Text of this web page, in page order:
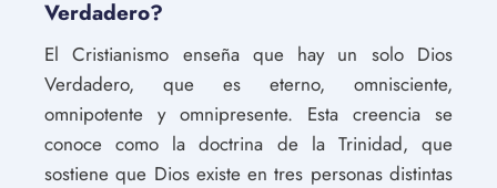
Verdadero?
El Cristianismo enseña que hay un solo Dios
Verdadero, que es eterno, omnisciente,
omnipotente y omnipresente. Esta creencia se
conoce como la doctrina de la Trinidad, que
sostiene que Dios existe en tres personas distintas